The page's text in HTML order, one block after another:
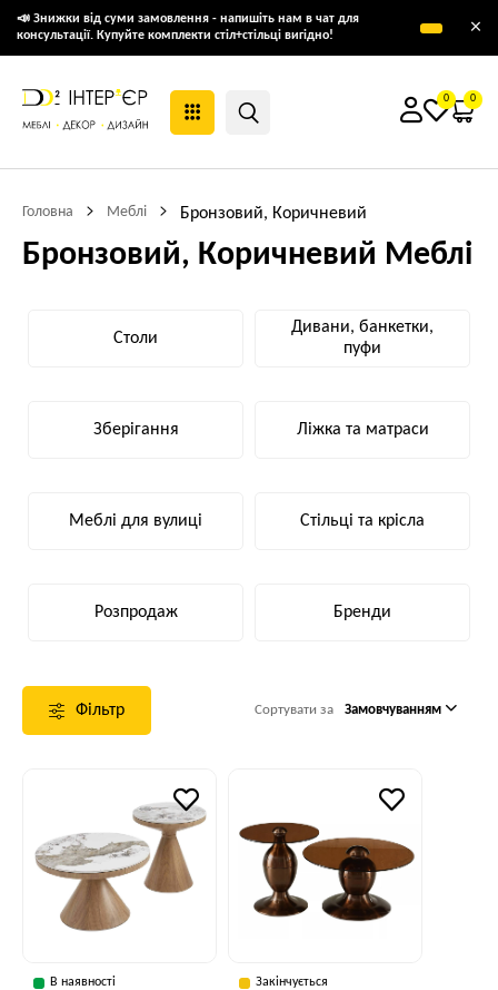
📣 Знижки від суми замовлення - напишіть нам в чат для
консультації. Купуйте комплекти стіл+стільці вигідно!
×
0 0
Головна Меблі Бронзовий, Коричневий
Бронзовий, Коричневий Меблі
Столи
Дивани, банкетки,
пуфи
Зберігання Ліжка та матраси
Меблі для вулиці Стільці та крісла
Розпродаж Бренди
Фільтр Сортувати за Замовчуванням
В наявності Закінчується